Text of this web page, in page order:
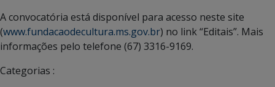
A convocatória está disponível para acesso neste site
(www.fundacaodecultura.ms.gov.br) no link “Editais”. Mais
informações pelo telefone (67) 3316-9169.
Categorias :